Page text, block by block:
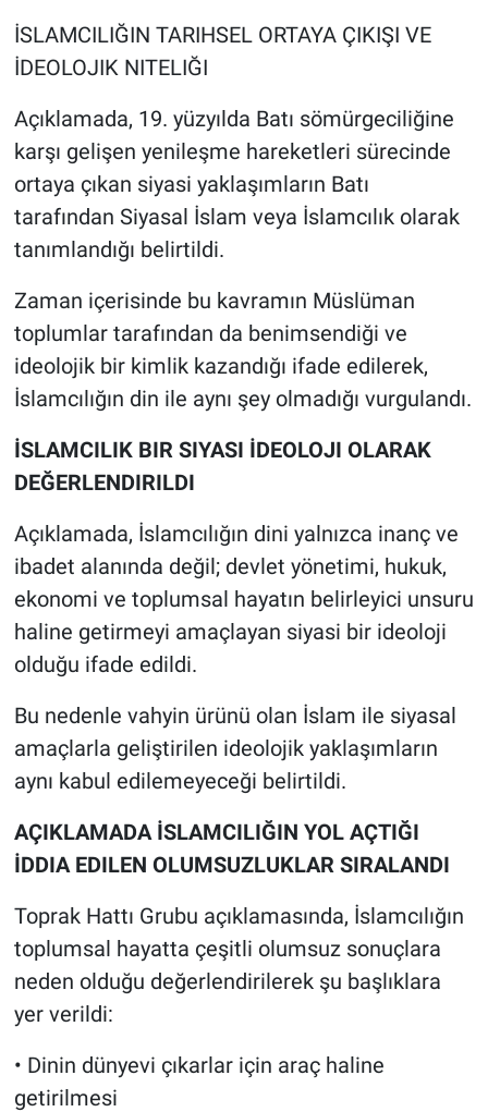
İSLAMCILIĞIN TARIHSEL ORTAYA ÇIKIŞI VE
İDEOLOJIK NITELIĞI
Açıklamada, 19. yüzyılda Batı sömürgeciliğine
karşı gelişen yenileşme hareketleri sürecinde
ortaya çıkan siyasi yaklaşımların Batı
tarafından Siyasal İslam veya İslamcılık olarak
tanımlandığı belirtildi.
Zaman içerisinde bu kavramın Müslüman
toplumlar tarafından da benimsendiği ve
ideolojik bir kimlik kazandığı ifade edilerek,
İslamcılığın din ile aynı şey olmadığı vurgulandı.
İSLAMCILIK BIR SIYASI İDEOLOJI OLARAK
DEĞERLENDIRILDI
Açıklamada, İslamcılığın dini yalnızca inanç ve
ibadet alanında değil; devlet yönetimi, hukuk,
ekonomi ve toplumsal hayatın belirleyici unsuru
haline getirmeyi amaçlayan siyasi bir ideoloji
olduğu ifade edildi.
Bu nedenle vahyin ürünü olan İslam ile siyasal
amaçlarla geliştirilen ideolojik yaklaşımların
aynı kabul edilemeyeceği belirtildi.
AÇIKLAMADA İSLAMCILIĞIN YOL AÇTIĞI
İDDIA EDILEN OLUMSUZLUKLAR SIRALANDI
Toprak Hattı Grubu açıklamasında, İslamcılığın
toplumsal hayatta çeşitli olumsuz sonuçlara
neden olduğu değerlendirilerek şu başlıklara
yer verildi:
• Dinin dünyevi çıkarlar için araç haline
getirilmesi